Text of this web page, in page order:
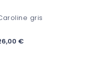
gris
€